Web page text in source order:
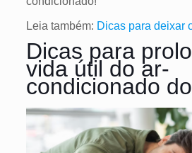
Leia também: Dicas para deixar
Dicas para
vida útil do ar-
condicionado